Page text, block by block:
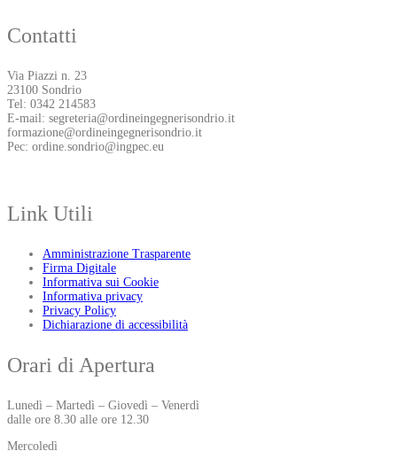
Contatti
Via Piazzi n. 23
23100 Sondrio
Tel: 0342 214583
E-mail: segreteria@ordineingegnerisondrio.it
formazione@ordineingegnerisondrio.it
Pec: ordine.sondrio@ingpec.eu
Link Utili
Amministrazione Trasparente
Firma Digitale
Informativa sui Cookie
Informativa privacy
Privacy Policy
Dichiarazione di accessibilità
Orari di Apertura
Lunedì – Martedì – Giovedì – Venerdì
dalle ore 8.30 alle ore 12.30
Mercoledì